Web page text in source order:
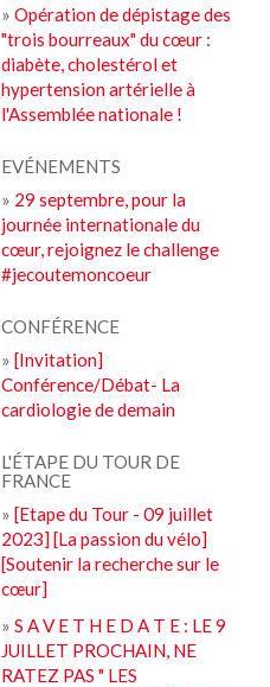
»Opération de dépistage des
"trois bourreaux" du cœur :
diabète, cholestérol et
hypertension artérielle à
l'Assemblée nationale !
EVÉNEMENTS
» 29 septembre, pour la
journée internationale du
cœur, rejoignez le challenge
#jecoutemoncoeur
CONFÉRENCE
»[Invitation]
Conférence/Débat- La
cardiologie de demain
L'ÉTAPE DU TOUR DE
FRANCE
»[Etape du Tour - 09 juillet
2023] [La passion du vélo]
[Soutenir la recherche sur le
cœur]
»S A V E T H E D A T E : LE 9
JUILLET PROCHAIN, NE
RATEZ PAS " LES